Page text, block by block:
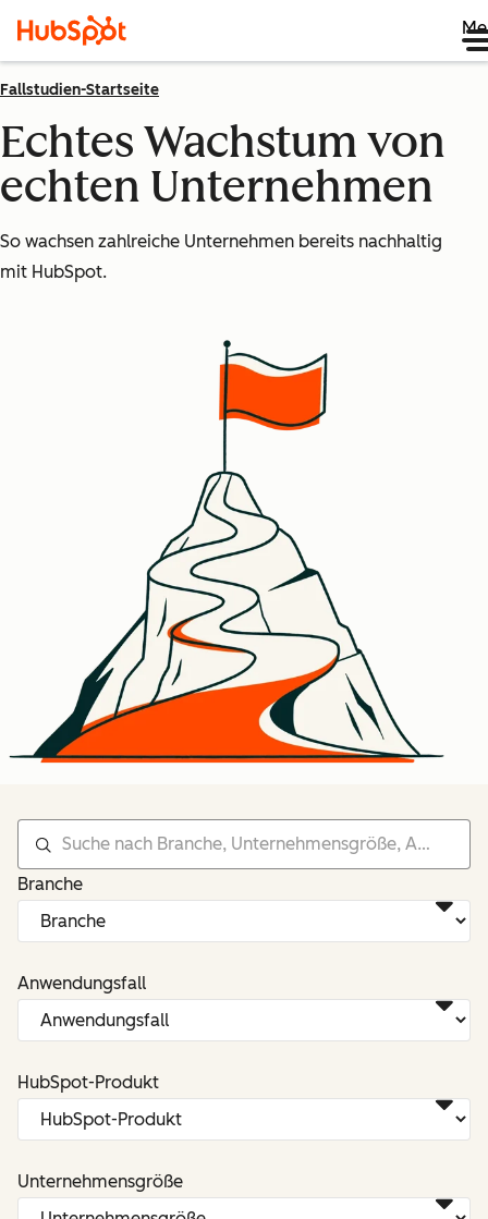
Fallstudien-Startseite
Echtes Wachstum von
echten Unternehmen
So wachsen zahlreiche Unternehmen bereits nachhaltig
mit HubSpot.
Branche
Anwendungsfall
HubSpot-Produkt
Unternehmensgröße